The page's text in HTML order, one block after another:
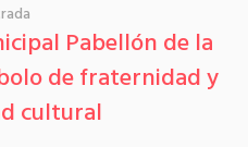
Pabellón de la
de fraternidad y
cultural